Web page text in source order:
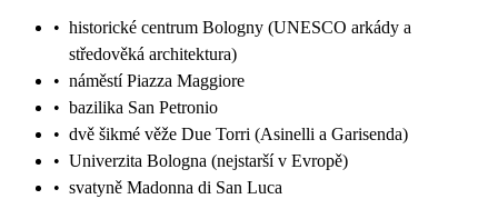
• historické centrum Bologny (UNESCO arkády a
středověká architektura)
• náměstí Piazza Maggiore
• bazilika San Petronio
• dvě šikmé věže Due Torri (Asinelli a Garisenda)
• Univerzita Bologna (nejstarší v Evropě)
• svatyně Madonna di San Luca